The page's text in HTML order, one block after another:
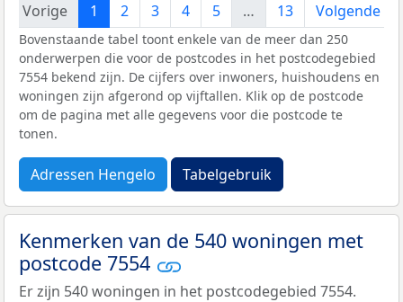
Vorige
1 2 3 4 5 … 13 Volgende
Bovenstaande tabel toont enkele van de meer dan 250
onderwerpen die voor de postcodes in het postcodegebied
7554 bekend zijn. De cijfers over inwoners, huishoudens en
woningen zijn afgerond op vijftallen. Klik op de postcode
om de pagina met alle gegevens voor die postcode te
tonen.
Adressen Hengelo Tabelgebruik
Kenmerken van de 540 woningen met
postcode 7554
Er zijn 540 woningen in het postcodegebied 7554.